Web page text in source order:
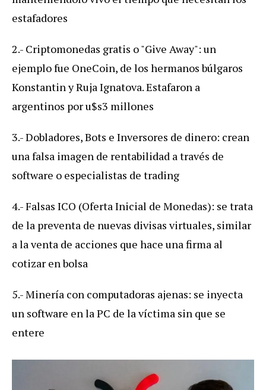
estafadores
2.- Criptomonedas gratis o "Give Away": un
ejemplo fue OneCoin, de los hermanos búlgaros
Konstantin y Ruja Ignatova. Estafaron a
argentinos por u$s3 millones
3.- Dobladores, Bots e Inversores de dinero: crean
una falsa imagen de rentabilidad a través de
software o especialistas de trading
4.- Falsas ICO (Oferta Inicial de Monedas): se trata
de la preventa de nuevas divisas virtuales, similar
a la venta de acciones que hace una firma al
cotizar en bolsa
5.- Minería con computadoras ajenas: se inyecta
un software en la PC de la víctima sin que se
entere